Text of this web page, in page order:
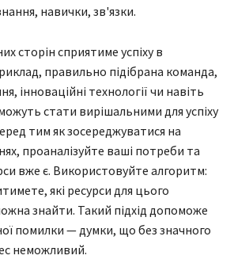
навички, зв'язки.
сторін сприятиме успіху в
правильно підібрана команда,
інноваційні технології чи навіть
стати вирішальними для успіху
тим як зосереджуватися на
проаналізуйте ваші потреби та
вже є. Використовуйте алгоритм:
які ресурси для цього
знайти. Такий підхід допоможе
помилки — думки, що без значного
неможливий.